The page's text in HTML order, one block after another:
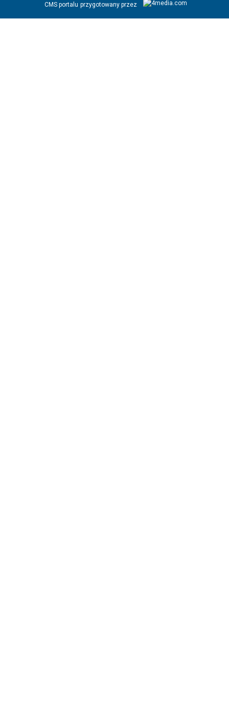
CMS portalu przygotowany przez